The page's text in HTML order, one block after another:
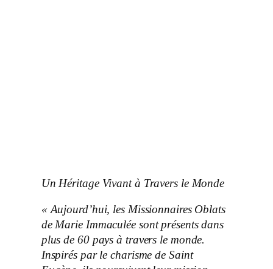
Un Héritage Vivant à Travers le Monde
« Aujourd’hui, les Missionnaires Oblats
de Marie Immaculée sont présents dans
plus de 60 pays à travers le monde.
Inspirés par le charisme de Saint